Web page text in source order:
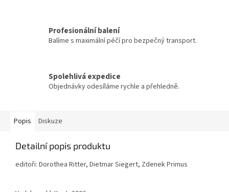
Profesionální balení
Balíme s maximální péčí pro bezpečný transport.
Spolehlivá expedice
Objednávky odesíláme rychle a přehledně.
Popis Diskuze
Detailní popis produktu
editoři: Dorothea Ritter, Dietmar Siegert, Zdenek Primus